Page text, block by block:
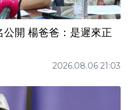
開 楊爸爸：是遲來正
2026.08.06 21:03